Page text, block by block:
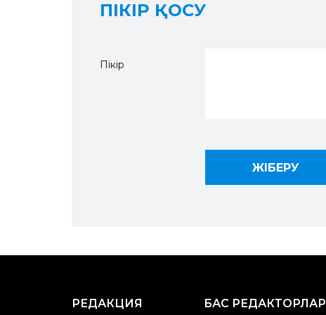
ПІКІР ҚОСУ
Пікір
РЕДАКЦИЯ БАС РЕДАКТОРЛАР